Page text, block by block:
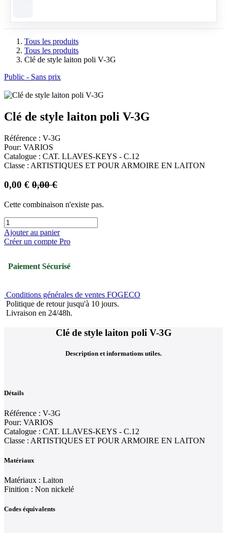
Tous les produits
Tous les produits
Clé de style laiton poli V-3G
Public - Sans prix
Clé de style laiton poli V-3G
Référence : V-3G
Pour: VARIOS
Catalogue : CAT. LLAVES-KEYS - C.12
Classe : ARTISTIQUES ET POUR ARMOIRE EN LAITON
0,00 € 0,00€
Cette combinaison n'existe pas.
Ajouter au panier
Créer un compte Pro
Paiement Sécurisé
Conditions générales de ventes FOGECO
Politique de retour jusqu'à 10 jours.
Livraison en 24/48h.
Clé de style laiton poli V-3G
Description et informations utiles.
Détails
Référence : V-3G
Pour: VARIOS
Catalogue : CAT. LLAVES-KEYS - C.12
Classe : ARTISTIQUES ET POUR ARMOIRE EN LAITON
Matériaux
Matériaux : Laiton
Finition : Non nickelé
Codes équivalents